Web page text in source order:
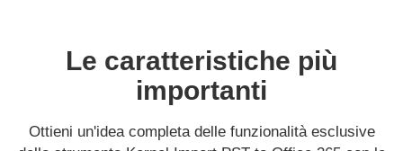
Le caratteristiche più
importanti
Ottieni un'idea completa delle funzionalità esclusive